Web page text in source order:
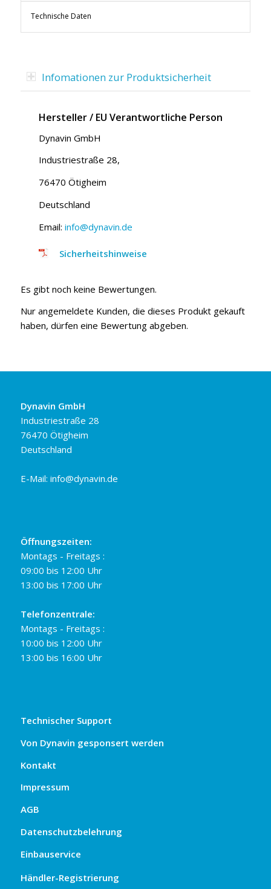
Technische Daten
Infomationen zur Produktsicherheit
Hersteller / EU Verantwortliche Person
Dynavin GmbH
Industriestraße 28,
76470 Ötigheim
Deutschland
Email: info@dynavin.de
Sicherheitshinweise
Es gibt noch keine Bewertungen.
Nur angemeldete Kunden, die dieses Produkt gekauft
haben, dürfen eine Bewertung abgeben.
Dynavin GmbH
Industriestraße 28
76470 Ötigheim
Deutschland
E-Mail: info@dynavin.de
Öffnungszeiten:
Montags - Freitags :
09:00 bis 12:00 Uhr
13:00 bis 17:00 Uhr
Telefonzentrale:
Montags - Freitags :
10:00 bis 12:00 Uhr
13:00 bis 16:00 Uhr
Technischer Support
Von Dynavin gesponsert werden
Kontakt
Impressum
AGB
Datenschutzbelehrung
Einbauservice
Händler-Registrierung